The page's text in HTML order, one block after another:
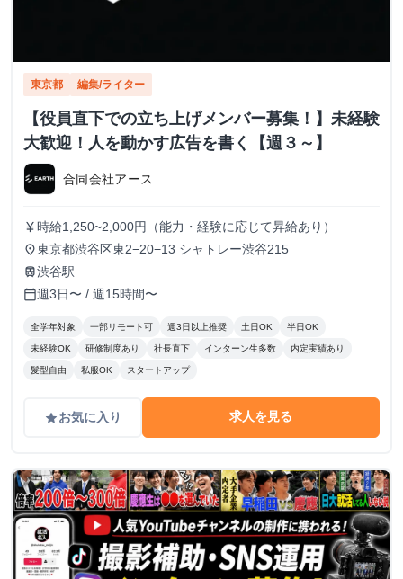
東京都 編集/ライター
【役員直下での立ち上げメンバー募集！】未経験
大歓迎！人を動かす広告を書く【週３～】
合同会社アース
currency_yen 時給1,250~2,000円（能力・経験に応じて昇給あり）
place東京都渋谷区東2−20−13 シャトレー渋谷215
train渋谷駅
calendar_today週3日〜 / 週15時間〜
全学年対象 一部リモート可 週3日以上推奨 土日OK 半日OK
未経験OK 研修制度あり 社長直下 インターン生多数 内定実績あり
髪型自由 私服OK スタートアップ
gradeお気に入り 求人を見る